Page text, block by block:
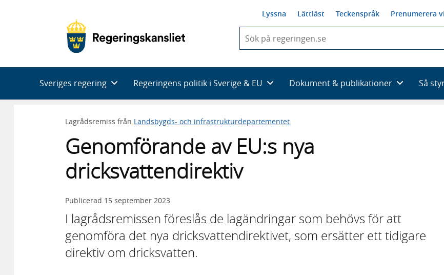
Lyssna Lättläst Teckenspråk Prenumerera
du
skriva
framträder
en
med
Sveriges regering Regeringens politik i Sverige & EU Dokument & publikationer Så
Lagrådsremiss från Landsbygds- och infrastrukturdepartementet
Genomförande av EU:s nya
dricksvattendirektiv
Publicerad 15 september 2023
I lagrådsremissen föreslås de lagändringar som behövs för att
genomföra det nya dricksvattendirektivet, som ersätter ett tidigare
direktiv om dricksvatten.